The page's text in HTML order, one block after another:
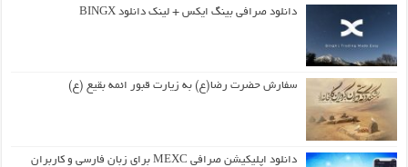
دانلود صرافی بینگ ایکس + لینک دانلود BINGX
سفارش حضرت رضا(ع) به زیارت قبور ائمه بقیع (ع)
دانلود اپلیکیشن صرافی MEXC برای زبان فارسی و کاربران